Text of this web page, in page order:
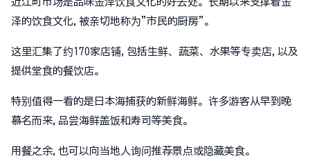
泽的饮食文化,被亲切地称为"市民的厨房"。
这里汇集了约170家店铺,包括生鲜、蔬菜、水果等专卖店,以及
提供堂食的餐饮店。
特别值得一看的是日本海捕获的新鲜海鲜。许多游客从早到晚
慕名而来,品尝海鲜盖饭和寿司等美食。
用餐之余,也可以向当地人询问推荐景点或隐藏美食。